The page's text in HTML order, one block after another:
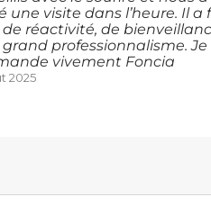
une visite dans l’heure. Il a
réactivité, de
grand professionnalisme. Je
vivement Foncia
2025